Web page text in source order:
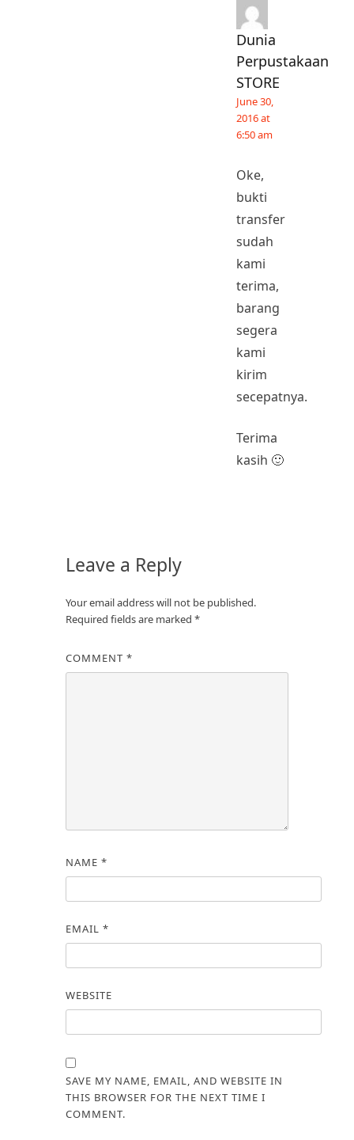
Dunia
Perpustakaan
STORE
June 30,
2016 at
6:50 am
Oke,
bukti
transfer
sudah
kami
terima,
barang
segera
kami
kirim
secepatnya.
Terima
kasih 🙂
Leave a Reply
Your email address will not be published.
Required fields are marked *
COMMENT *
NAME *
EMAIL *
WEBSITE
SAVE MY NAME, EMAIL, AND WEBSITE IN
THIS BROWSER FOR THE NEXT TIME I
COMMENT.